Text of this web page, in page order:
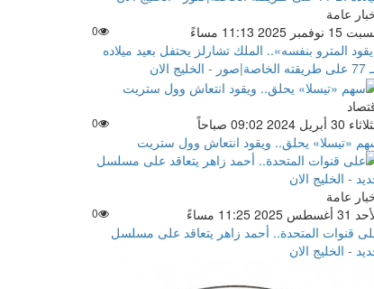
عامة
نوفمبر 2025 11:13 مساءً
0
المترو بنفسه».. ​​​​​الملك تشارلز يحتفل بعيد ميلاده
الخليج الان
أبريل 2024 09:02 صباحاً
0
«تيسلا» يحلق.. ويقود انتعاش وول ستريت
عامة
2025 11:25 مساءً
0
قنوات المتحدة.. أحمد زاهر يتعاقد على مسلسل
- الخليج الان